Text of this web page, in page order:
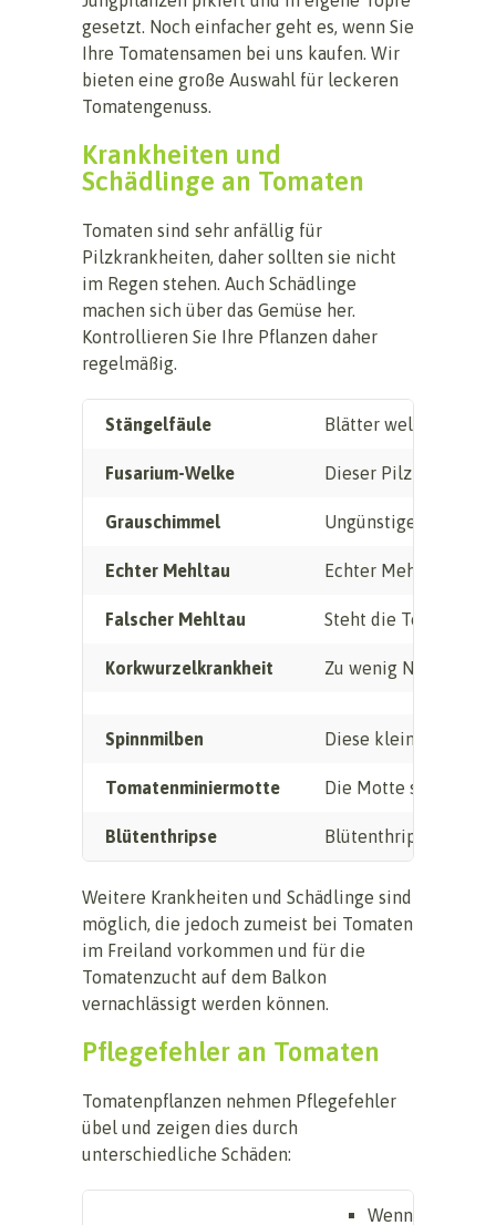
gesetzt. Noch einfacher geht es, wenn Sie
Ihre Tomatensamen bei uns kaufen. Wir
bieten eine große Auswahl für leckeren
Tomatengenuss.
Krankheiten und
Schädlinge an Tomaten
Tomaten sind sehr anfällig für
Pilzkrankheiten, daher sollten sie nicht
im Regen stehen. Auch Schädlinge
machen sich über das Gemüse her.
Kontrollieren Sie Ihre Pflanzen daher
regelmäßig.
Stängelfäule Blätter welken und
Fusarium-Welke Dieser Pilz dringt
Grauschimmel Ungünstiges Klima
Echter Mehltau Echter Mehltau wird
Falscher Mehltau Steht die
Korkwurzelkrankheit Zu wenig Nährstoffe
Spinnmilben Diese kleinen Tiere
Tomatenminiermotte Die Motte selber ist
Blütenthripse Blütenthripse sind
Weitere Krankheiten und Schädlinge sind
möglich, die jedoch zumeist bei Tomaten
im Freiland vorkommen und für die
Tomatenzucht auf dem Balkon
vernachlässigt werden können.
Pflegefehler an Tomaten
Tomatenpflanzen nehmen Pflegefehler
übel und zeigen dies durch
unterschiedliche Schäden:
Wenn Blätter